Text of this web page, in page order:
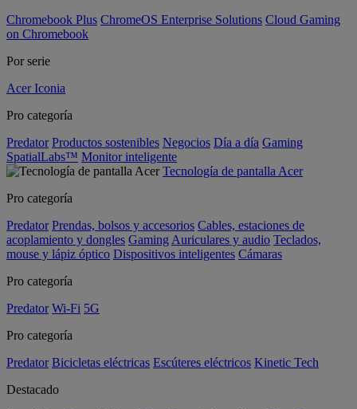
Chromebook Plus ChromeOS Enterprise Solutions Cloud Gaming
on Chromebook
Por serie
Acer Iconia
Pro categoría
Predator Productos sostenibles Negocios Día a día Gaming
SpatialLabs™ Monitor inteligente
Tecnología de pantalla Acer
Pro categoría
Predator Prendas, bolsos y accesorios Cables, estaciones de
acoplamiento y dongles Gaming Auriculares y audio Teclados,
mouse y lápiz óptico Dispositivos inteligentes Cámaras
Pro categoría
Predator Wi-Fi 5G
Pro categoría
Predator Bicicletas eléctricas Escúteres eléctricos Kinetic Tech
Destacado